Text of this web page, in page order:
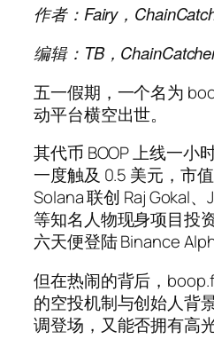
作者：Fairy，
编辑：TB，
五一假期，一个名为
动平台横空出世。
其代币 BOOP 上线一小
一度触及 0.5 美元，市
Solana 联创 Raj Gokal
等知名人物现身项目投
六天便登陆 Binance
但在热闹的背后，
的空投机制与创始人背
调登场，又能否拥有高